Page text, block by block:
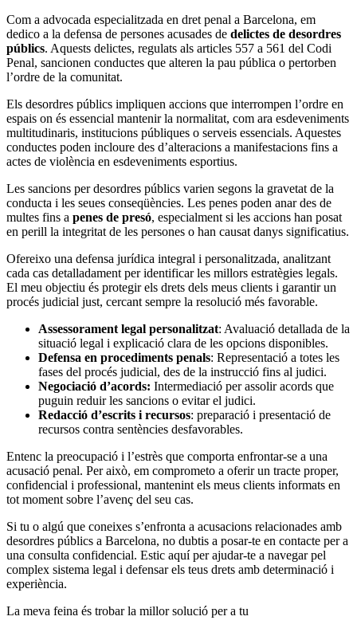
Com a advocada especialitzada en dret penal a Barcelona, ​​em
dedico a la defensa de persones acusades de delictes de desordres
públics. Aquests delictes, regulats als articles 557 a 561 del Codi
Penal, sancionen conductes que alteren la pau pública o pertorben
l’ordre de la comunitat.
Els desordres públics impliquen accions que interrompen l’ordre en
espais on és essencial mantenir la normalitat, com ara esdeveniments
multitudinaris, institucions públiques o serveis essencials. Aquestes
conductes poden incloure des d’alteracions a manifestacions fins a
actes de violència en esdeveniments esportius.
Les sancions per desordres públics varien segons la gravetat de la
conducta i les seues conseqüències. Les penes poden anar des de
multes fins a penes de presó, especialment si les accions han posat
en perill la integritat de les persones o han causat danys significatius.
Ofereixo una defensa jurídica integral i personalitzada, analitzant
cada cas detalladament per identificar les millors estratègies legals.
El meu objectiu és protegir els drets dels meus clients i garantir un
procés judicial just, cercant sempre la resolució més favorable.
Assessorament legal personalitzat: Avaluació detallada de la
situació legal i explicació clara de les opcions disponibles.
Defensa en procediments penals: Representació a totes les
fases del procés judicial, des de la instrucció fins al judici.
Negociació d’acords: Intermediació per assolir acords que
puguin reduir les sancions o evitar el judici.
Redacció d’escrits i recursos: preparació i presentació de
recursos contra sentències desfavorables.
Entenc la preocupació i l’estrès que comporta enfrontar-se a una
acusació penal. Per això, em comprometo a oferir un tracte proper,
confidencial i professional, mantenint els meus clients informats en
tot moment sobre l’avenç del seu cas.
Si tu o algú que coneixes s’enfronta a acusacions relacionades amb
desordres públics a Barcelona, ​​no dubtis a posar-te en contacte per a
una consulta confidencial. Estic aquí per ajudar-te a navegar pel
complex sistema legal i defensar els teus drets amb determinació i
experiència.
La meva feina és trobar la millor solució per a tu